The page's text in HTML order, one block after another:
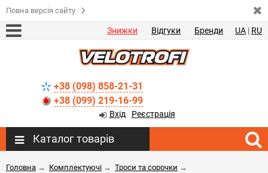
Повна версія сайту
Знижки Відгуки Бренди UA | RU
+38 (098) 858-21-31
+38 (099) 219-16-99
Вхід Реєстрація
Каталог товарів
Головна → Комплектуючі → Троси та сорочки →